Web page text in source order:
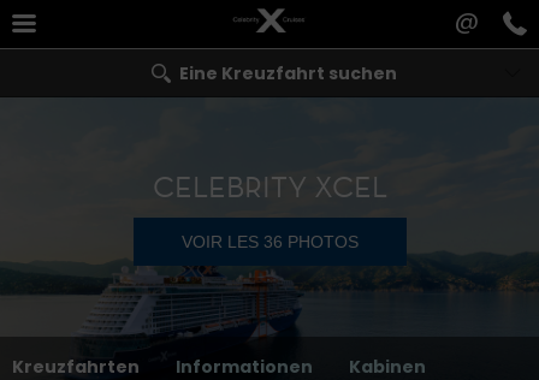
@
Eine Kreuzfahrt suchen
CELEBRITY XCEL
VOIR LES 36 PHOTOS
Kreuzfahrten Informationen Kabinen